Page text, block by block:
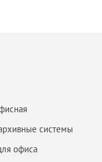
системы
офиса